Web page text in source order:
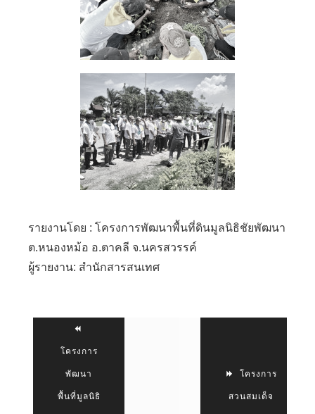
รายงานโดย : โครงการพัฒนาพื้นที่ดินมูลนิธิชัยพัฒนา
ต.หนองหม้อ อ.ตาคลี จ.นครสวรรค์
ผู้รายงาน: สำนักสารสนเทศ
โครงการ
พัฒนา
พื้นที่มูลนิธิ
โครงการ
สวนสมเด็จ